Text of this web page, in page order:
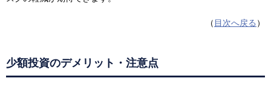
（ 目次へ戻る ）
少額投資のデメリット・注意点